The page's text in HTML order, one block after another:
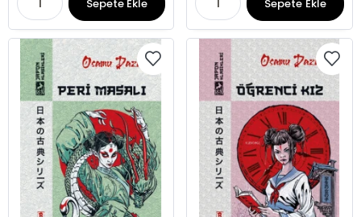
Sepete Ekle Sepete Ekle